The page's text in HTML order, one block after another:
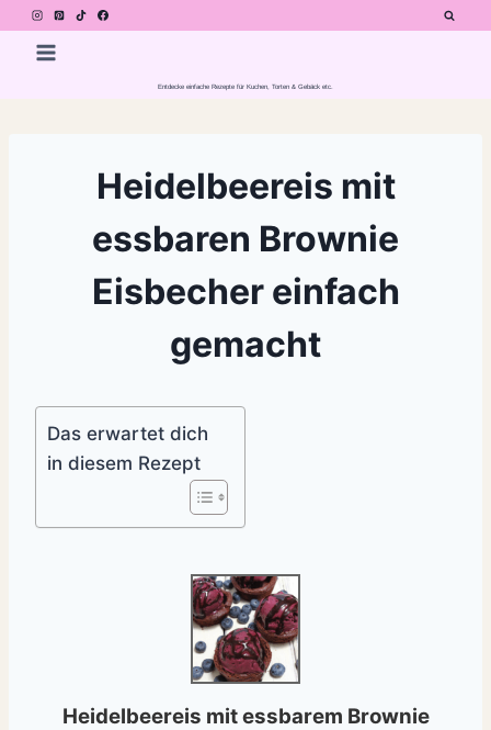
Zum
Inhalt
Entdecke einfache Rezepte für Kuchen, Torten & Gebäck etc.
Heidelbeereis mit
essbaren Brownie
Eisbecher einfach
gemacht
Das erwartet dich
in diesem Rezept
Heidelbeereis mit essbarem Brownie